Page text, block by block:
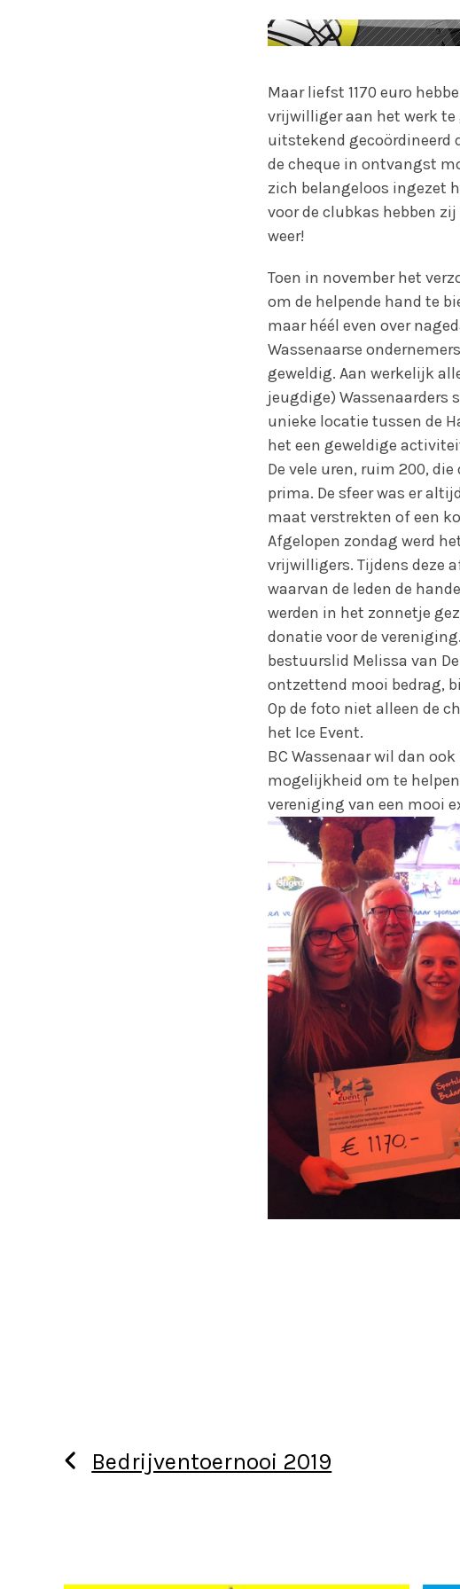
Maar liefst 1170 euro
vrijwilliger aan het werk te
uitstekend gecoördineerd
de cheque in ontvangst
zich belangeloos ingezet
voor de clubkas hebben
weer!
Toen in november het
om de helpende hand te
maar héél even over
Wassenaarse
geweldig. Aan werkelijk
jeugdige) Wassenaarders
unieke locatie tussen de
het een geweldige
De vele uren, ruim 200,
prima. De sfeer was er
maat verstrekten of een
Afgelopen zondag werd
vrijwilligers. Tijdens deze
waarvan de leden de
werden in het zonnetje
donatie voor de
bestuurslid Melissa van
ontzettend mooi bedrag,
Op de foto niet alleen de
het Ice Event.
BC Wassenaar wil dan
mogelijkheid om te helpen
vereniging van een mooi
Bedrijventoernooi 2019